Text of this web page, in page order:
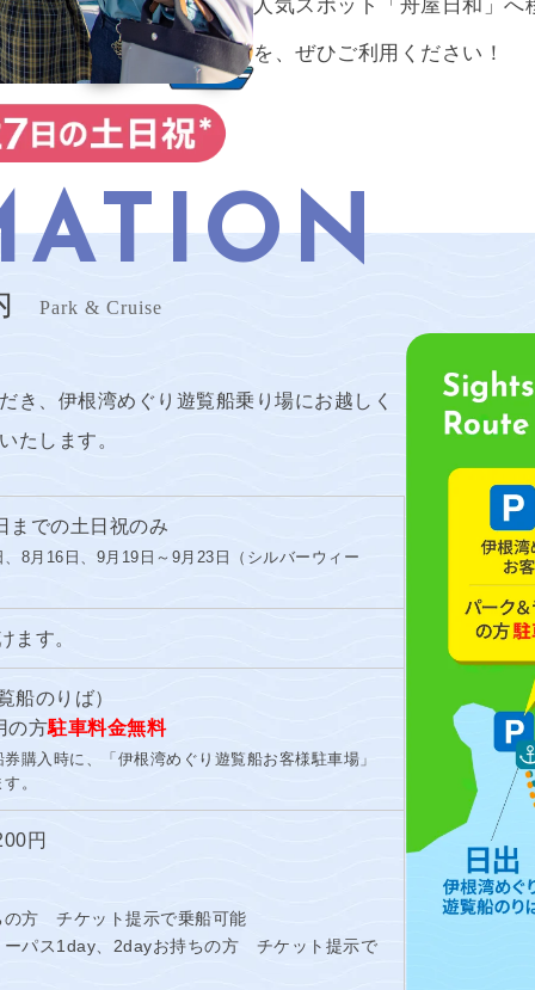
人気スポット「舟屋日和」
を、ぜひご利用ください！
Park & Cruise
き、伊根湾めぐり遊覧船乗り場にお越しく
たします。
までの土日祝のみ
8月16日、9月19日～9月23日（シルバーウィー
ます。
船のりば）
の方駐車料金無料
購入時に、「伊根湾めぐり遊覧船お客様駐車場」
。
円
方 チケット提示で乗船可能
パス1day、2dayお持ちの方 チケット提示で